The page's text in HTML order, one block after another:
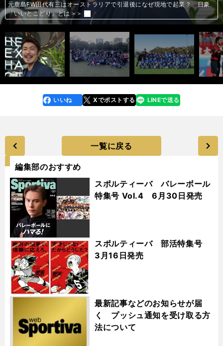
元鹿島FW田代有三はオーストラリアで引退後になぜ現地で起業？ 日豪
「いいとこどり」とは＞＞
元鹿島FW田代有三はオーストラリアで引退後になぜ現地で起業？ 日豪
「いいとこどり」とは＞＞
元鹿島FW田代有三はオーストラリアで引退後になぜ現地で起業？ 日豪
「いいとこどり」とは＞＞
元鹿島FW田代有三はオーストラリアで引退後になぜ現地で起業？ 日豪
「いいとこどり」とは＞＞
元鹿島FW田代有三はオーストラリアで引退後になぜ現地で起業？ 日豪
「いいとこどり」とは＞＞
元鹿島FW田代有三はオーストラリアで引退後になぜ現地で起業？ 日豪
「いいとこどり」とは＞＞
田代有三が現役引退。「鹿島がなければ、プロ生活は５年で終わってい
た」＞＞
プロ生活14年を全う。田代有三は「未練なくサッカーをやめられた」＞＞
前へ
faceboo
k
いいね Xでポストする
line LINEで送る
一覧に戻る
編集部のおすすめ
スポルティーバ バレーボール
特集号 Vol.4 6月30日発売
スポルティーバ 部活特集号
3月16日発売
最新記事などのお知らせが届
く プッシュ通知を受け取る方
法について